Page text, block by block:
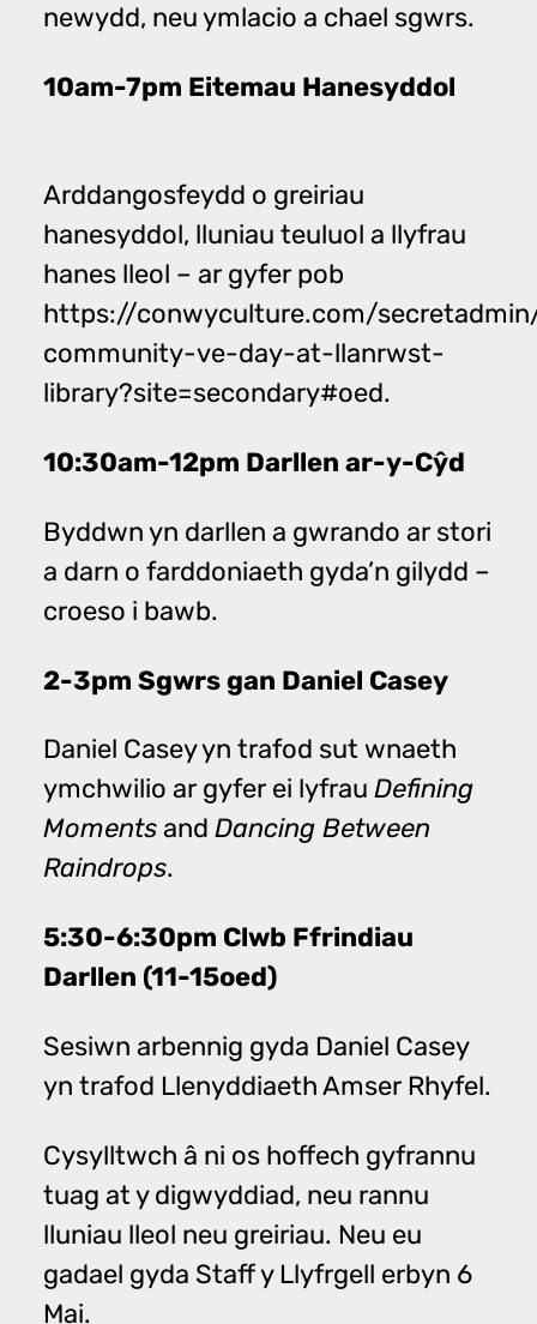
newydd, neu ymlacio a chael sgwrs.
10am-7pm Eitemau Hanesyddol
Arddangosfeydd o greiriau
hanesyddol, lluniau teuluol a llyfrau
hanes lleol – ar gyfer pob
https://conwyculture.com/
community-ve-day-at-llanrwst-
library?site=secondary#oed.
10:30am-12pm Darllen ar-y-Cŷd
Byddwn yn darllen a gwrando ar stori
a darn o farddoniaeth gyda’n gilydd –
croeso i bawb.
2-3pm Sgwrs gan Daniel Casey
Daniel Casey yn trafod sut wnaeth
ymchwilio ar gyfer ei lyfrau Defining
Moments and Dancing Between
Raindrops.
5:30-6:30pm Clwb Ffrindiau
Darllen (11-15oed)
Sesiwn arbennig gyda Daniel Casey
yn trafod Llenyddiaeth Amser Rhyfel.
Cysylltwch â ni os hoffech gyfrannu
tuag at y digwyddiad, neu rannu
lluniau lleol neu greiriau. Neu eu
gadael gyda Staff y Llyfrgell erbyn 6
Mai.